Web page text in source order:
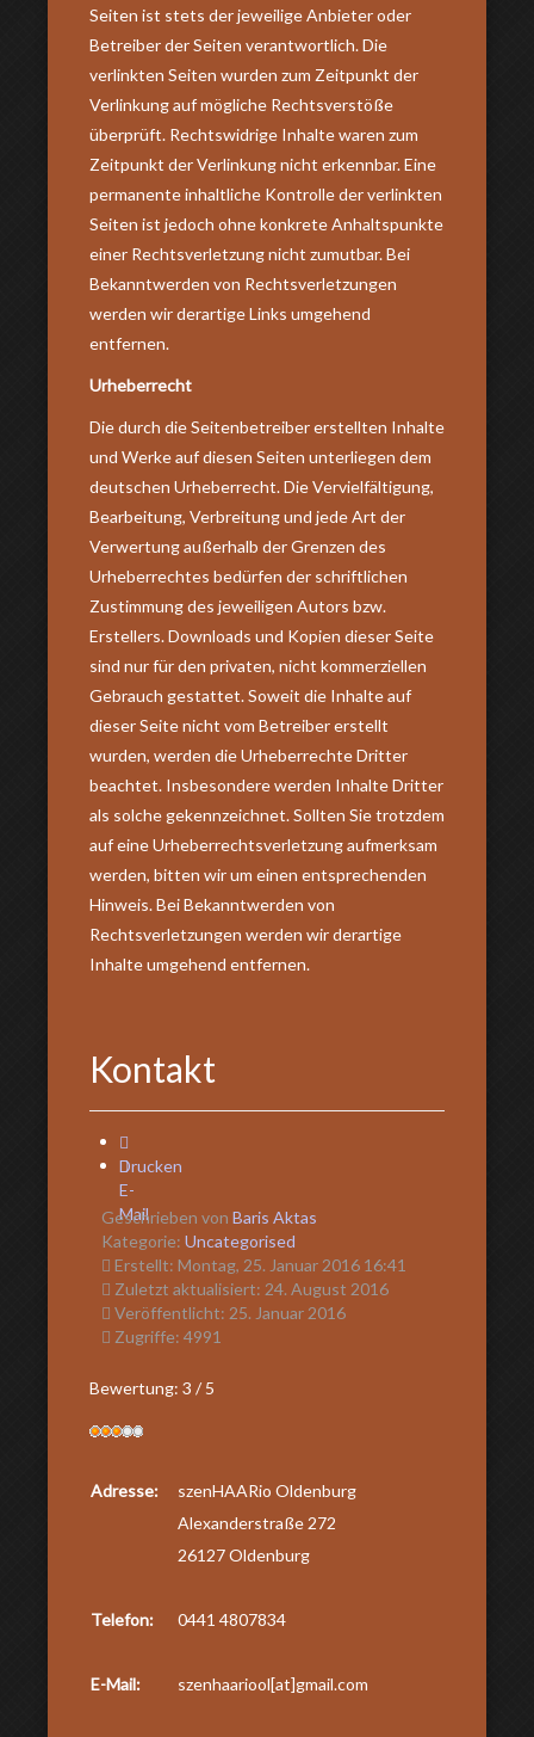
Seiten ist stets der jeweilige Anbieter oder
Betreiber der Seiten verantwortlich. Die
verlinkten Seiten wurden zum Zeitpunkt der
Verlinkung auf mögliche Rechtsverstöße
überprüft. Rechtswidrige Inhalte waren zum
Zeitpunkt der Verlinkung nicht erkennbar. Eine
permanente inhaltliche Kontrolle der verlinkten
Seiten ist jedoch ohne konkrete Anhaltspunkte
einer Rechtsverletzung nicht zumutbar. Bei
Bekanntwerden von Rechtsverletzungen
werden wir derartige Links umgehend
entfernen.
Urheberrecht
Die durch die Seitenbetreiber erstellten Inhalte
und Werke auf diesen Seiten unterliegen dem
deutschen Urheberrecht. Die Vervielfältigung,
Bearbeitung, Verbreitung und jede Art der
Verwertung außerhalb der Grenzen des
Urheberrechtes bedürfen der schriftlichen
Zustimmung des jeweiligen Autors bzw.
Erstellers. Downloads und Kopien dieser Seite
sind nur für den privaten, nicht kommerziellen
Gebrauch gestattet. Soweit die Inhalte auf
dieser Seite nicht vom Betreiber erstellt
wurden, werden die Urheberrechte Dritter
beachtet. Insbesondere werden Inhalte Dritter
als solche gekennzeichnet. Sollten Sie trotzdem
auf eine Urheberrechtsverletzung aufmerksam
werden, bitten wir um einen entsprechenden
Hinweis. Bei Bekanntwerden von
Rechtsverletzungen werden wir derartige
Inhalte umgehend entfernen.
Kontakt
Drucken
E-
Mail
Geschrieben von Baris Aktas
Kategorie: Uncategorised
Erstellt: Montag, 25. Januar 2016 16:41
Zuletzt aktualisiert: 24. August 2016
Veröffentlicht: 25. Januar 2016
Zugriffe: 4991
Bewertung: 3 / 5
Adresse:
szenHAARio Oldenburg
Alexanderstraße 272
26127 Oldenburg
Telefon: 0441 4807834
E-Mail: szenhaariool[at]gmail.com